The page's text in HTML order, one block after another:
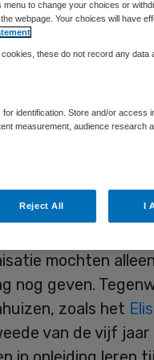
,13:43 44 keer gelezen
biedt vanaf het
Specialist (AIOS)
tot
in Tilburg.
gegaan”,
Het St. Elisabeth
mochten alleen
nog geven.
zoals het
van de vijf
to change your choices or
webpage. Your choices will have
these do not record any data
identification. Store and/or access
measurement, audience research
Reject All I